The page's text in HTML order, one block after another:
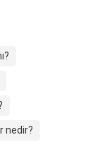
nedir?